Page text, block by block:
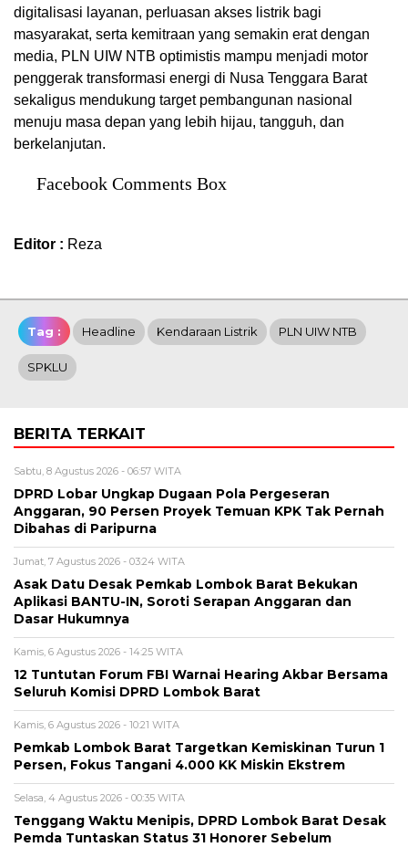
digitalisasi layanan, perluasan akses listrik bagi
masyarakat, serta kemitraan yang semakin erat dengan
media, PLN UIW NTB optimistis mampu menjadi motor
penggerak transformasi energi di Nusa Tenggara Barat
sekaligus mendukung target pembangunan nasional
menuju masa depan yang lebih hijau, tangguh, dan
berkelanjutan.
Facebook Comments Box
Editor : Reza
Tag : Headline Kendaraan Listrik PLN UIW NTB
SPKLU
BERITA TERKAIT
Sabtu, 8 Agustus 2026 - 06:57 WITA
DPRD Lobar Ungkap Dugaan Pola Pergeseran
Anggaran, 90 Persen Proyek Temuan KPK Tak Pernah
Dibahas di Paripurna
Jumat, 7 Agustus 2026 - 03:24 WITA
Asak Datu Desak Pemkab Lombok Barat Bekukan
Aplikasi BANTU-IN, Soroti Serapan Anggaran dan
Dasar Hukumnya
Kamis, 6 Agustus 2026 - 14:25 WITA
12 Tuntutan Forum FBI Warnai Hearing Akbar Bersama
Seluruh Komisi DPRD Lombok Barat
Kamis, 6 Agustus 2026 - 10:21 WITA
Pemkab Lombok Barat Targetkan Kemiskinan Turun 1
Persen, Fokus Tangani 4.000 KK Miskin Ekstrem
Selasa, 4 Agustus 2026 - 00:35 WITA
Tenggang Waktu Menipis, DPRD Lombok Barat Desak
Pemda Tuntaskan Status 31 Honorer Sebelum